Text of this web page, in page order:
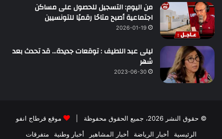
من اليوم: التسجيل للحصول على مساكن
اجتماعية أصبح متاحًا رقميًا للتونسيين
2026-01-19
ليلى عبد اللطيف : توقعات جديدة… قد تحدث بعد
شهر
2023-06-30
© حقوق النشر 2026، جميع الحقوق محفوظة |
موقع قرطاج انفو
الرئيسية
أخبار الرياضة أخبار المشاهير أخبار وطنية متفرقات